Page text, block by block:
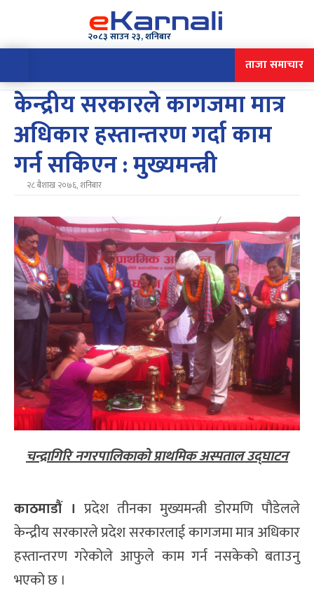
२०८३ साउन २३, शनिबार
ताजा समाचार
केन्द्रीय सरकारले कागजमा मात्र
अधिकार हस्तान्तरण गर्दा काम
गर्न सकिएन : मुख्यमन्त्री
२८ बैशाख २०७६, शनिबार
चन्द्रागिरि नगरपालिकाको प्राथमिक अस्पताल उद्घाटन
काठमाडौं । प्रदेश तीनका मुख्यमन्त्री डोरमणि पौडेलले
केन्द्रीय सरकारले प्रदेश सरकारलाई कागजमा मात्र अधिकार
हस्तान्तरण गरेकोले आफुले काम गर्न नसकेको बताउनु
भएको छ ।